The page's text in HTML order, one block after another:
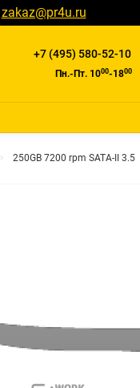
zakaz@pr4u.ru
+7 (495) 580-52-10
Пн.-Пт. 1000-1800
250GB 7200 rpm SATA-II 3.5